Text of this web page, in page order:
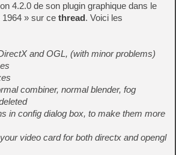
4.2.0 de son plugin graphique dans le
1964 » sur ce thread. Voici les
and OGL, (with minor problems)
combiner, normal blender, fog
in config dialog box, to make them more
video card for both directx and opengl